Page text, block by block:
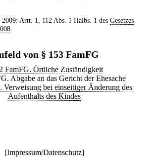
2009: Artt. 1, 112 Abs. 1 Halbs. 1 des Gesetzes
von § 153 FamFG
FamFG. Örtliche Zuständigkeit
Abgabe an das Gericht der Ehesache
Verweisung bei einseitiger Änderung des
Aufenthalts des Kindes
[Impressum/Datenschutz]